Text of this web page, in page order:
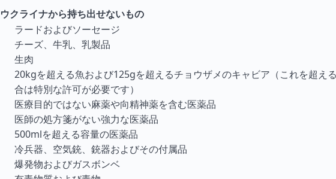
ウクライナから持ち出せないもの
ラードおよびソーセージ
チーズ、牛乳、乳製品
生肉
20kgを超える魚および125gを超えるチョウザメのキャビア（これを超え
合は特別な許可が必要です）
医療目的ではない麻薬や向精神薬を含む医薬品
医師の処方箋がない強力な医薬品
500mlを超える容量の医薬品
冷兵器、空気銃、銃器およびその付属品
爆発物およびガスボンベ